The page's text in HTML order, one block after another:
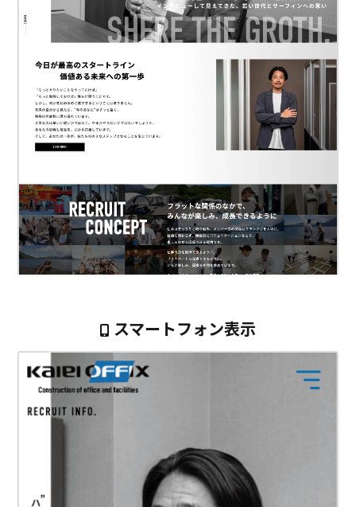
スマートフォン表示